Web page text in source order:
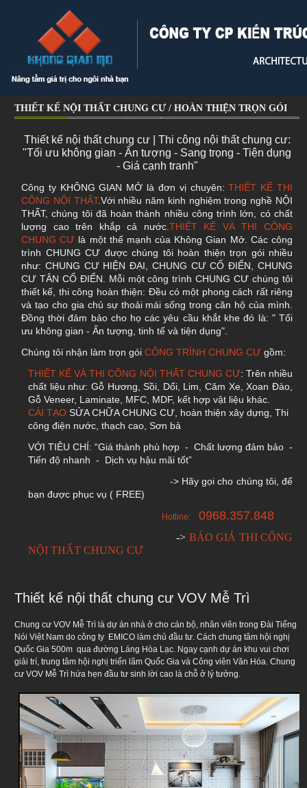
THIẾT KẾ NỘI THẤT CHUNG CƯ / HOÀN THIỆN TRỌN GÓI
Thiết kế nội thất chung cư | Thi công nội thất chung cư:
"Tối ưu không gian - Ấn tượng - Sang trọng - Tiện dụng
- Giá cạnh tranh"
Công ty KHÔNG GIAN MỞ là đơn vị chuyên:THIẾT KẾ THI
CÔNG NỘI THẤT.Với nhiều năm kinh nghiệm trong nghề NỘI
THẤT, chúng tôi đã hoàn thành nhiều công trình lớn, có chất
lượng cao trên khắp cả nước. THIẾT KẾ VÀ THI CÔNG
CHUNG CƯ là một thế mạnh của Không Gian Mở. Các công
trình CHUNG CƯ được chúng tôi hoàn thiện trọn gói nhiều
như: CHUNG CƯ HIỆN ĐẠI, CHUNG CƯ CỔ ĐIỂN, CHUNG
CƯ TÂN CỔ ĐIỂN. Mỗi một công trình CHUNG CƯ chúng tôi
thiết kế, thi công hoàn thiện: Đều có một phong cách rất riêng
và tạo cho gia chủ sự thoải mái sống trong căn hộ của mình.
Đồng thời đảm bảo cho họ các yêu cầu khắt khe đó là: " Tối
ưu không gian - Ấn tượng, tinh tế và tiện dụng".
Chúng tôi nhận làm trọn gói CÔNG TRÌNH CHUNG CƯ gồm:
THIẾT KẾ VÀ THI CÔNG NỘI THẤT CHUNG CƯ: Trên nhiều
chất liệu như: Gỗ Hương, Sồi, Dổi, Lim, Căm Xe, Xoan Đào,
Gỗ Veneer, Laminate, MFC, MDF, kết hợp vật liệu khác.
CẢI TẠO SỬA CHỮA CHUNG CƯ, hoàn thiện xây dựng, Thi
công điện nước, thạch cao, Sơn bả
VỚI TIÊU CHÍ: “Giá thành phù hợp - Chất lượng đảm bảo -
Tiến độ nhanh - Dịch vụ hậu mãi tốt”
-> Hãy gọi cho chúng tôi, để
bạn được phục vụ ( FREE)
Hotline: 0968.357.848
-> BÁO GIÁ THI CÔNG
NỘI THẤT CHUNG CƯ
Thiết kế nội thất chung cư VOV Mễ Trì
Chung cư VOV Mễ Trì là dự án nhà ở cho cán bộ, nhân viên trong Đài Tiếng
Nói Việt Nam do công ty EMICO làm chủ đầu tư. Cách chung tâm hội nghị
Quốc Gia 500m qua đường Láng Hòa Lạc. Ngay cạnh dự án khu vui chơi
giải trí, trung tâm hội nghị triển lãm Quốc Gia và Công viên Văn Hóa. Chung
cư VOV Mễ Trì hứa hẹn đầu tư sinh lời cao là chỗ ở lý tưởng.